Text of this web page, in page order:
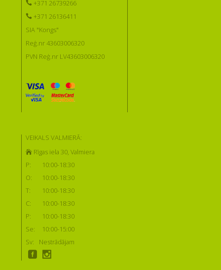
+371 26739266
+371 26136411
SIA "Kongs"
Reģ.nr 43603006320
PVN Reģ.nr LV43603006320
VEIKALS VALMIERĀ:
Rīgas iela 30, Valmiera
P:
10:00-18:30
O:
10:00-18:30
T:
10:00-18:30
C:
10:00-18:30
P:
10:00-18:30
Se:
10:00-15:00
Sv:
Nestrādājam